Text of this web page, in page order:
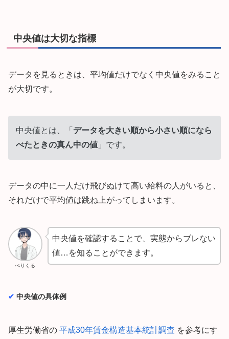
中央値は大切な指標
データを見るときは、平均値だけでなく中央値をみること
が大切です。
中央値とは、「 データを大きい順から小さい順になら
べたときの真ん中の値 」です。
データの中に一人だけ飛びぬけて高い給料の人がいると、
それだけで平均値は跳ね上がってしまいます。
ぺりくる
中央値を確認することで、実態からブレない
値…を知ることができます。
✔︎ 中央値の具体例
厚生労働省の 平成30年賃金構造基本統計調査 を参考にす